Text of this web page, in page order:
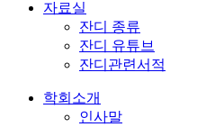
자료실
잔디 종류
잔디 유튜브
잔디관련서적
학회소개
인사말